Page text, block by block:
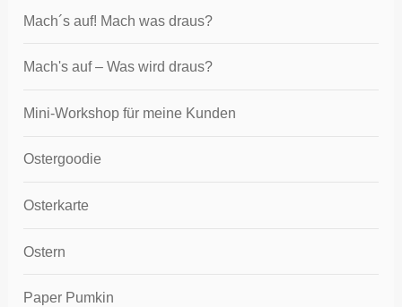
Mach´s auf! Mach was draus?
Mach's auf – Was wird draus?
Mini-Workshop für meine Kunden
Ostergoodie
Osterkarte
Ostern
Paper Pumkin